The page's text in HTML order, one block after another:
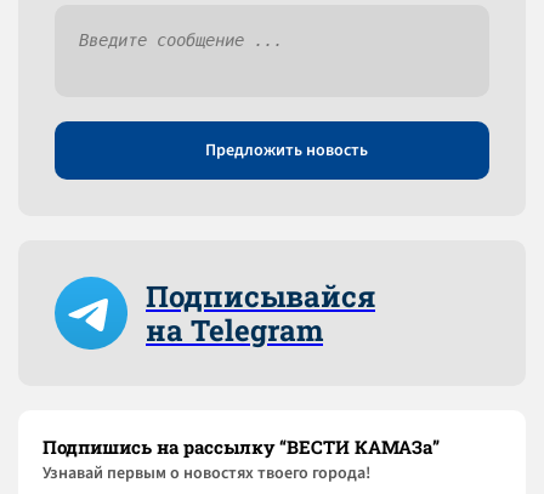
Предложить новость
Подписывайся
на Telegram
Подпишись на рассылку “ВЕСТИ КАМАЗа”
Узнaвай первым о новостях твоего города!